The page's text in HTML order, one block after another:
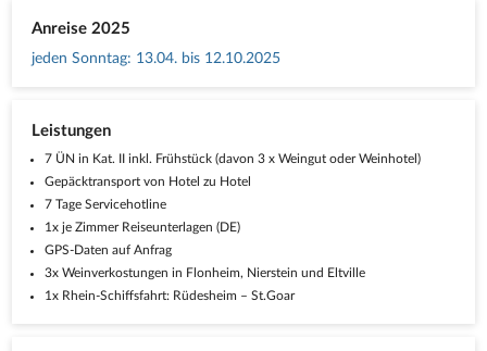
Anreise 2025
jeden Sonntag: 13.04. bis 12.10.2025
Leistungen
7 ÜN in Kat. II inkl. Frühstück (davon 3 x Weingut oder Weinhotel)
Gepäcktransport von Hotel zu Hotel
7 Tage Servicehotline
1x je Zimmer Reiseunterlagen (DE)
GPS-Daten auf Anfrag
3x Weinverkostungen in Flonheim, Nierstein und Eltville
1x Rhein-Schiffsfahrt: Rüdesheim – St.Goar